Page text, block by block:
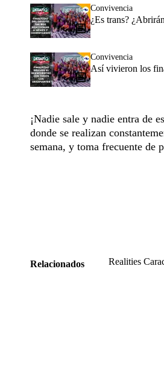
Convivencia
¿Es trans?
Convivencia
Así vivieron los
¡Nadie sale y nadie entra de
donde se realizan
semana, y toma frecuente de
Relacionados Realities